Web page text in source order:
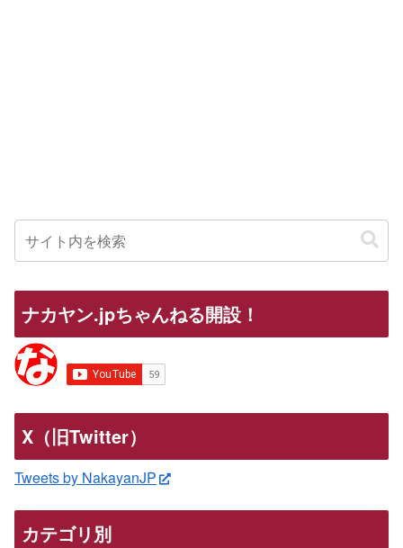
ナカヤン.jpちゃんねる開設！
X（旧Twitter）
Tweets by NakayanJP
カテゴリ別